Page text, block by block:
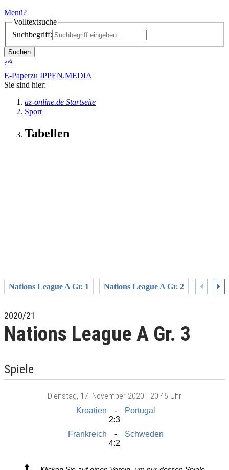
Menü?
Volltextsuche
Suchbegriff:
Suchen
⛅
E-Paperzu IPPEN.MEDIA
Sie sind hier:
az-online.de Startseite
Sport
Tabellen
Nations League A Gr. 1 Nations League A Gr. 2 Nations
2020/21
Nations League A Gr. 3
Spiele
Dienstag, 17. November 2020 - 20:45 Uhr
Kroatien
Portugal
2:3
Frankreich
Schweden
4:2